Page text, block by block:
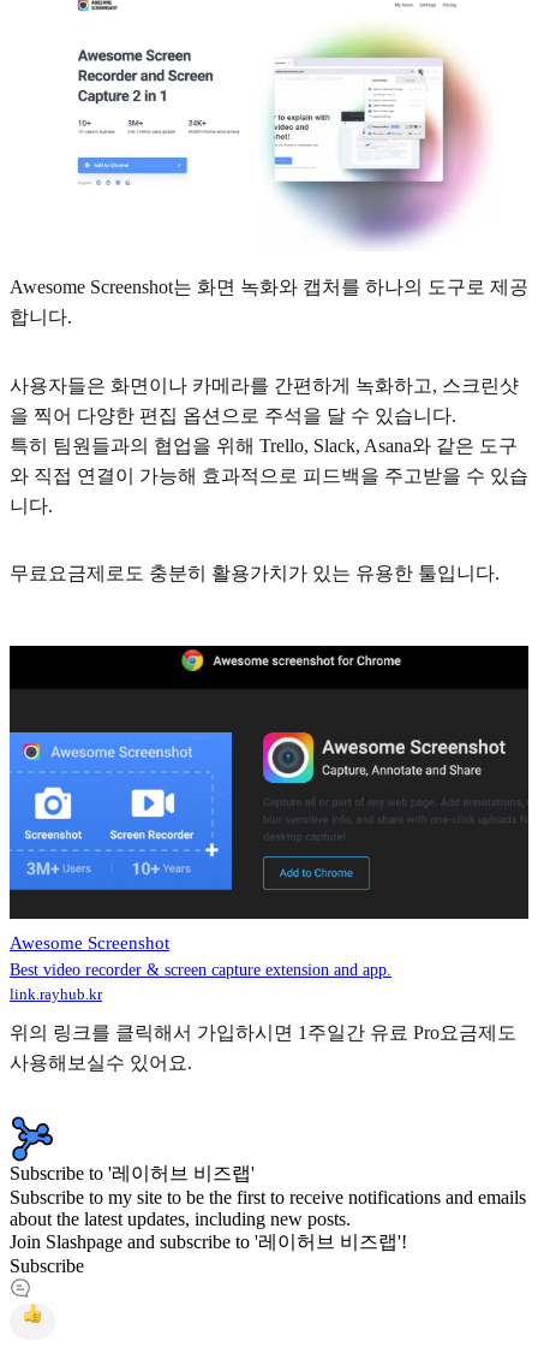
Awesome Screenshot는 화면 녹화와 캡처를 하나의 도구로 제공
합니다.
사용자들은 화면이나 카메라를 간편하게 녹화하고, 스크린샷
을 찍어 다양한 편집 옵션으로 주석을 달 수 있습니다.
특히 팀원들과의 협업을 위해 Trello, Slack, Asana와 같은 도구
와 직접 연결이 가능해 효과적으로 피드백을 주고받을 수 있습
니다.
무료요금제로도 충분히 활용가치가 있는 유용한 툴입니다.
Awesome Screenshot
Best video recorder & screen capture extension and app.
link.rayhub.kr
위의 링크를 클릭해서 가입하시면 1주일간 유료 Pro요금제도
사용해보실수 있어요.
Subscribe to '레이허브 비즈랩'
Subscribe to my site to be the first to receive notifications and emails
about the latest updates, including new posts.
Join Slashpage and subscribe to '레이허브 비즈랩'!
Subscribe